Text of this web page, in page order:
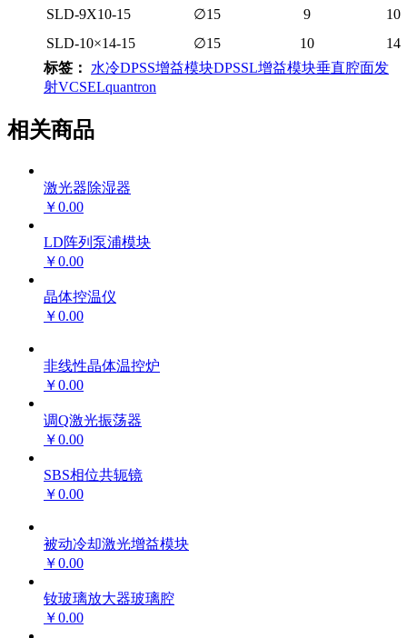
SLD-9X10-15
∅15 9
10
SLD-10×14-15
∅15 10
14
标签：
水冷DPSS增益模块DPSSL增益模块垂直腔面发
射VCSELquantron
相关商品
激光器除湿器
￥0.00
LD阵列泵浦模块
￥0.00
晶体控温仪
￥0.00
非线性晶体温控炉
￥0.00
调Q激光振荡器
￥0.00
SBS相位共轭镜
￥0.00
被动冷却激光增益模块
￥0.00
钕玻璃放大器玻璃腔
￥0.00